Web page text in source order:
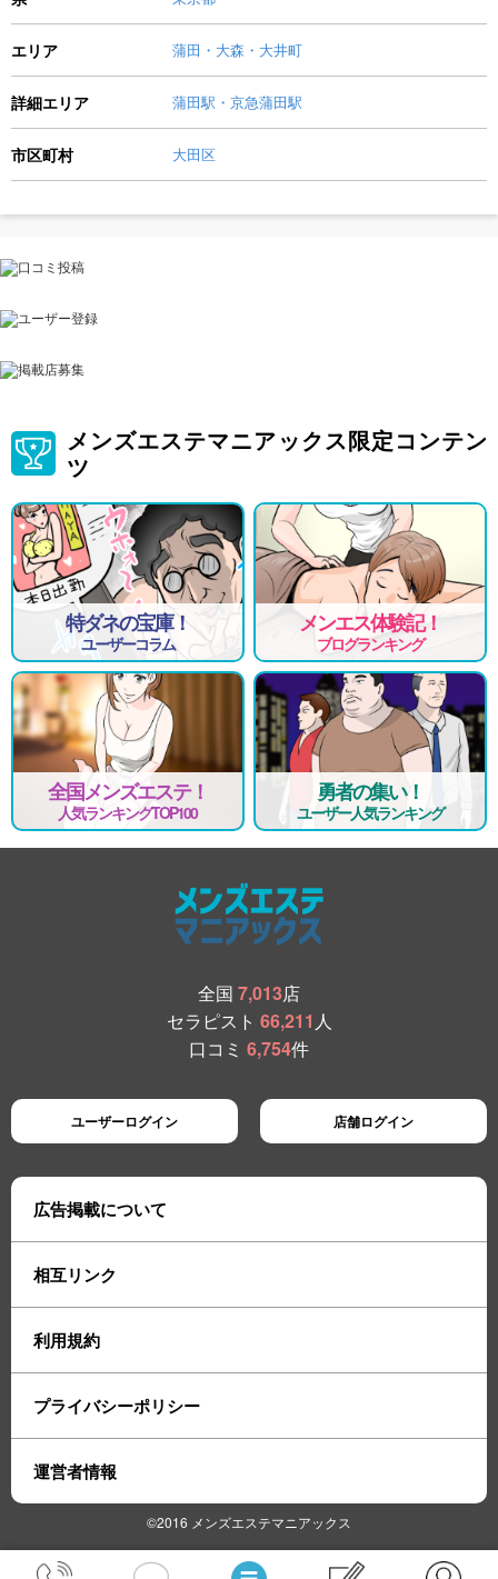
エリア 蒲田・大森・大井町
詳細エリア 蒲田駅・京急蒲田駅
市区町村 大田区
メンズエステマニアックス限定コンテン
ツ
特ダネの宝庫！
ユーザーコラム
メンエス体験記！
ブログランキング
全国メンズエステ！
人気ランキングTOP100
勇者の集い！
ユーザー人気ランキング
全国 7,013店
セラピスト 66,211 人
口コミ 6,754件
ユーザーログイン 店舗ログイン
広告掲載について
相互リンク
利用規約
プライバシーポリシー
運営者情報
©2016 メンズエステマニアックス